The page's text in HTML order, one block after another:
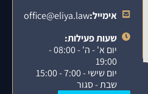
אימייל:office@eliya.law
שעות פעילות:
יום א' - ה' - 08:00 -
19:00
יום שישי - 7:00 - 15:00
שבת - סגור